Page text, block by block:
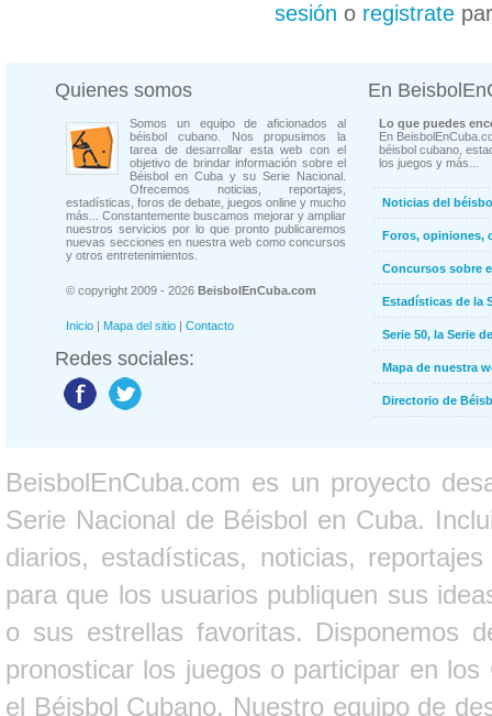
sesión o registrate
Quienes somos
Somos un equipo de aficionados al
béisbol cubano. Nos propusimos la
tarea de desarrollar esta web con el
objetivo de brindar información sobre el
Béisbol en Cuba y su Serie Nacional.
Ofrecemos noticias, reportajes,
estadísticas, foros de debate, juegos online y mucho
más... Constantemente buscamos mejorar y ampliar
nuestros servicios por lo que pronto publicaremos
nuevas secciones en nuestra web como concursos
y otros entretenimientos.
© copyright 2009 - 2026 BeisbolEnCuba.com
Inicio | Mapa del sitio | Contacto
Redes sociales:
En
Lo que puedes
En
béisbol cubano,
los juegos y más...
Noticias del
Foros, opiniones,
Concursos sobre
Estadísticas de la
Serie 50, la Serie
Mapa de nuestra
Directorio de
BeisbolEnCuba.com es un proyecto
Serie Nacional de Béisbol en Cuba.
diarios, estadísticas, noticias,
para que los usuarios publiquen sus
o sus estrellas favoritas. Disponemos
pronosticar los juegos o participar en
el Béisbol Cubano. Nuestro equipo de